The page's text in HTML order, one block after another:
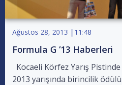
Ağustos 28, 2013 | 11:48
Formula G ’13 Haberleri
Kocaeli Körfez Yarış
2013 yarışında birincilik